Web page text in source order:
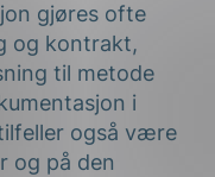
gjøres ofte
og kontrakt,
til metode
i
også være
og på den